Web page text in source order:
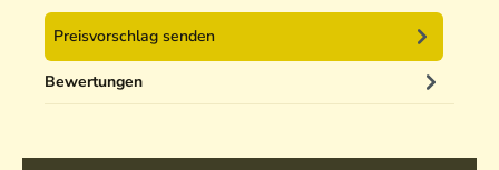
p
p
e
d
e
r
A
Preisvorschlag senden
Bewertungen